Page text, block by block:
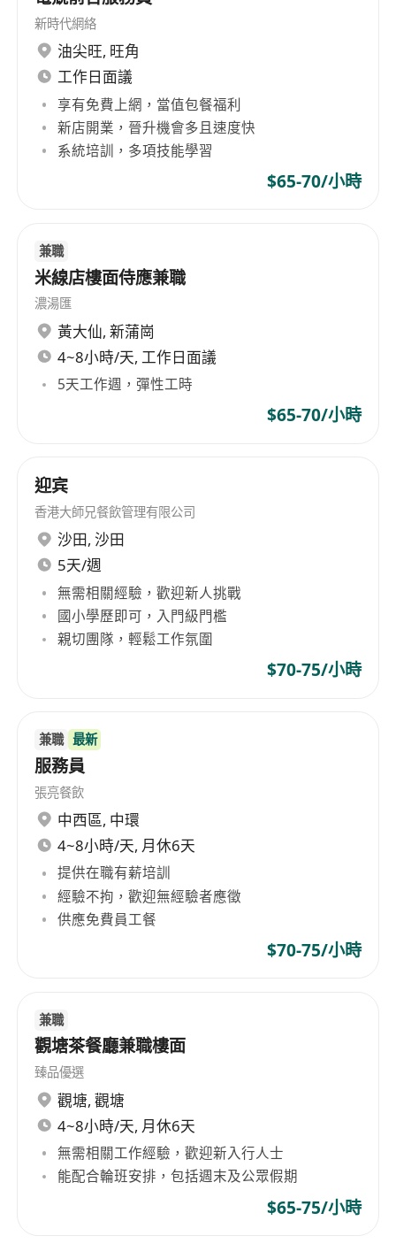
on people’s essential needs: we see them as key
to improve the quality of life. We know that by
focusing on the tangible, the real, the concrete
improvements, day after day, for millions of
people, we have a big impact not only on
individuals but also on society and the planet.
新時代網絡
油尖旺, 旺角
工作日面議
享有免費上網，當值包餐福利
新店開業，晉升機會多且速度快
系統培訓，多項技能學習
$65-70/小時
兼職
米線店樓面侍應兼職
濃湯匯
黃大仙, 新蒲崗
4~8小時/天, 工作日面議
5天工作週，彈性工時
$65-70/小時
迎宾
香港大師兄餐飲管理有限公司
沙田, 沙田
5天/週
無需相關經驗，歡迎新人挑戰
國小學歷即可，入門級門檻
親切團隊，輕鬆工作氛圍
$70-75/小時
兼職 最新
服務員
張亮餐飲
中西區, 中環
4~8小時/天, 月休6天
提供在職有薪培訓
經驗不拘，歡迎無經驗者應徵
供應免費員工餐
$70-75/小時
兼職
觀塘茶餐廳兼職樓面
臻品優選
觀塘, 觀塘
4~8小時/天, 月休6天
無需相關工作經驗，歡迎新入行人士
能配合輪班安排，包括週末及公眾假期
$65-75/小時